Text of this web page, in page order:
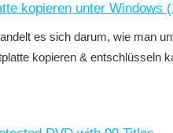
kopieren unter Windows
es sich darum, wie man
kopieren & entschlüsseln